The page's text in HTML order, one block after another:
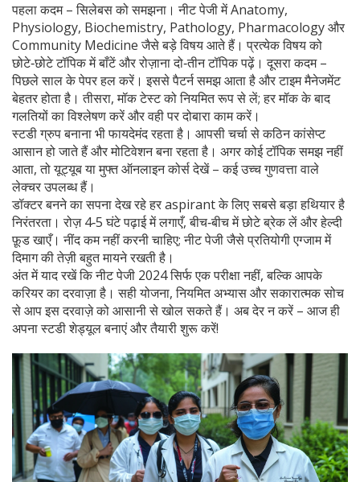
पहला कदम – सिलेबस को समझना। नीट पेजी में Anatomy,
Physiology, Biochemistry, Pathology, Pharmacology और
Community Medicine जैसे बड़े विषय आते हैं। प्रत्येक विषय को
छोटे‑छोटे टॉपिक में बाँटें और रोज़ाना दो‑तीन टॉपिक पढ़ें। दूसरा कदम –
पिछले साल के पेपर हल करें। इससे पैटर्न समझ आता है और टाइम मैनेजमेंट
बेहतर होता है। तीसरा, मॉक टेस्ट को नियमित रूप से लें; हर मॉक के बाद
गलतियों का विश्लेषण करें और वही पर दोबारा काम करें।
स्टडी ग्रुप बनाना भी फायदेमंद रहता है। आपसी चर्चा से कठिन कांसेप्ट
आसान हो जाते हैं और मोटिवेशन बना रहता है। अगर कोई टॉपिक समझ नहीं
आता, तो यूट्यूब या मुफ्त ऑनलाइन कोर्स देखें – कई उच्च गुणवत्ता वाले
लेक्चर उपलब्ध हैं।
डॉक्टर बनने का सपना देख रहे हर aspirant के लिए सबसे बड़ा हथियार है
निरंतरता। रोज़ 4‑5 घंटे पढ़ाई में लगाएँ, बीच‑बीच में छोटे ब्रेक लें और हेल्दी
फ़ूड खाएँ। नींद कम नहीं करनी चाहिए; नीट पेजी जैसे प्रतियोगी एग्जाम में
दिमाग की तेज़ी बहुत मायने रखती है।
अंत में याद रखें कि नीट पेजी 2024 सिर्फ एक परीक्षा नहीं, बल्कि आपके
करियर का दरवाज़ा है। सही योजना, नियमित अभ्यास और सकारात्मक सोच
से आप इस दरवाज़े को आसानी से खोल सकते हैं। अब देर न करें – आज ही
अपना स्टडी शेड्यूल बनाएं और तैयारी शुरू करें!